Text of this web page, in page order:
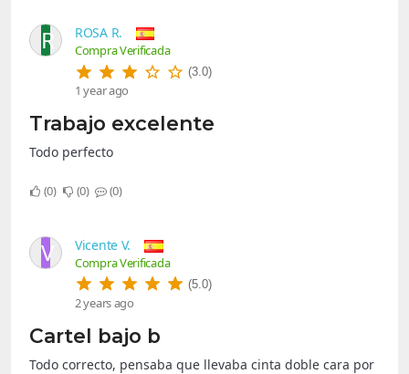
R ROSA R.
Compra Verificada
(3.0)
1 year ago
Trabajo excelente
Todo perfecto
0 0 0
V Vicente V.
Compra Verificada
(5.0)
2 years ago
Cartel bajo b
Todo correcto, pensaba que llevaba cinta doble cara por